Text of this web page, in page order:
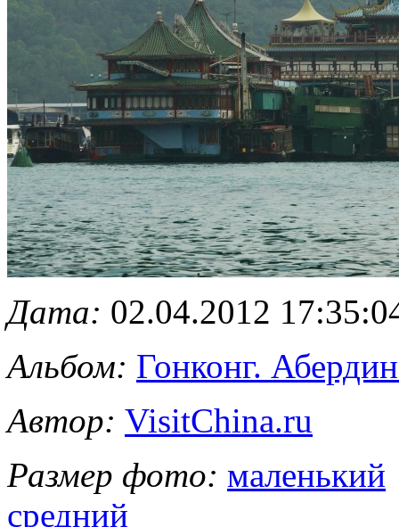
Дата: 02.04.2012
Альбом: Гонконг.
Автор: VisitChina.ru
Размер фото: маленький
средний